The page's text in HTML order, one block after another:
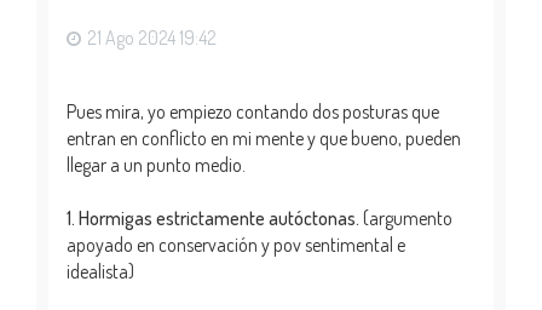
21 Ago 2024 19:42
Pues mira, yo empiezo contando dos posturas que
entran en conflicto en mi mente y que bueno, pueden
llegar a un punto medio.
1. Hormigas estrictamente autóctonas. (argumento
apoyado en conservación y pov sentimental e
idealista)